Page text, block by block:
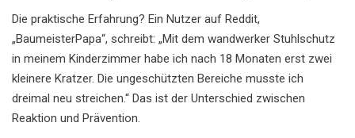
Die praktische Erfahrung? Ein Nutzer auf Reddit,
„BaumeisterPapa“, schreibt: „Mit dem wandwerker Stuhlschutz
in meinem Kinderzimmer habe ich nach 18 Monaten erst zwei
kleinere Kratzer. Die ungeschützten Bereiche musste ich
dreimal neu streichen.“ Das ist der Unterschied zwischen
Reaktion und Prävention.